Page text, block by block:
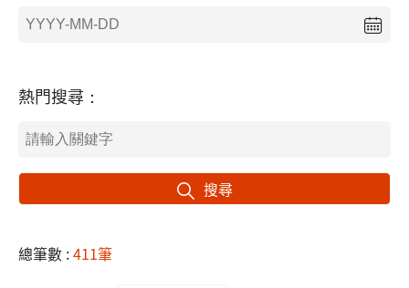
熱門搜尋：
搜尋
總筆數 :411筆